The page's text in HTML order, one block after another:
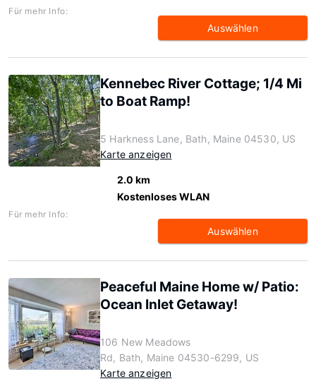
Für mehr Info:
Auswählen
Kennebec River Cottage; 1/4 Mi
to Boat Ramp!
5 Harkness Lane, Bath, Maine 04530, US
Karte anzeigen
2.0 km
Kostenloses WLAN
Für mehr Info:
Auswählen
Peaceful Maine Home w/ Patio:
Ocean Inlet Getaway!
106 New Meadows
Rd, Bath, Maine 04530-6299, US
Karte anzeigen